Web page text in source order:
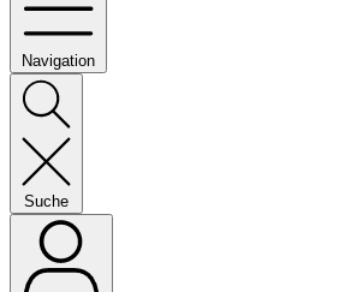
Navigation
Suche